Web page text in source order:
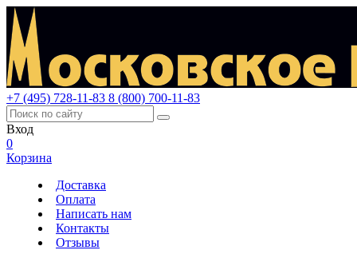
+7 (495) 728-11-83 8 (800) 700-11-83
Вход
0
Корзина
Доставка
Оплата
Написать нам
Контакты
Отзывы